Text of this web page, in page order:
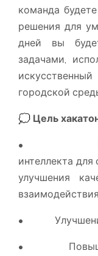
команда
решения для
дней вы
задачами,
городской
💭 Цель
•
интеллекта
улучшения
• Улучшение
•